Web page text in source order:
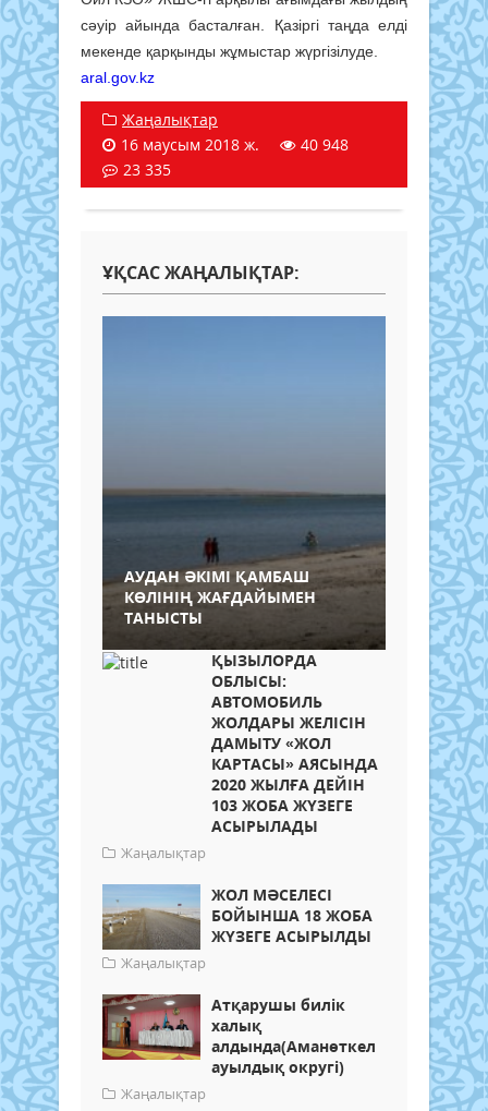
сәуір айында басталған. Қазіргі таңда елді
мекенде қарқынды жұмыстар жүргізілуде.
aral.gov.kz
Жаңалықтар
16 маусым 2018 ж.
40 948
23 335
ҰҚСАС ЖАҢАЛЫҚТАР:
АУДАН ӘКІМІ ҚАМБАШ
КӨЛІНІҢ ЖАҒДАЙЫМЕН
ТАНЫСТЫ
ҚЫЗЫЛОРДА
ОБЛЫСЫ:
АВТОМОБИЛЬ
ЖОЛДАРЫ ЖЕЛІСІН
ДАМЫТУ «ЖОЛ
КАРТАСЫ» АЯСЫНДА
2020 ЖЫЛҒА ДЕЙІН
103 ЖОБА ЖҮЗЕГЕ
АСЫРЫЛАДЫ
Жаңалықтар
ЖОЛ МӘСЕЛЕСІ
БОЙЫНША 18 ЖОБА
ЖҮЗЕГЕ АСЫРЫЛДЫ
Жаңалықтар
Атқарушы билік
халық
алдында(Аманөткел
ауылдық округі)
Жаңалықтар